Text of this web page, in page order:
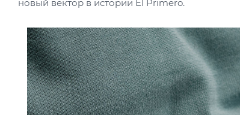
новый вектор в истории El Primero.